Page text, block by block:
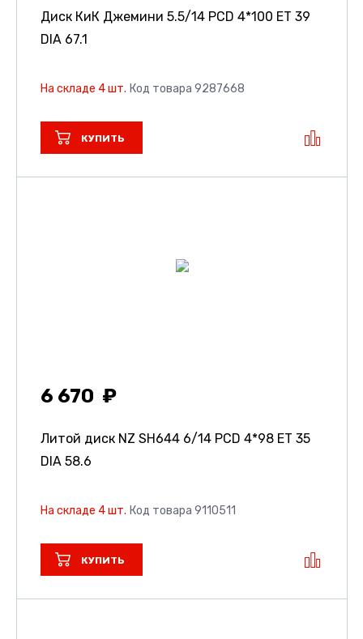
Диск КиК Джемини 5.5/14 PCD 4*100 ET 39
DIA 67.1
На складе 4 шт. Код товара 9287668
КУПИТЬ
6 670
Литой диск NZ SH644 6/14 PCD 4*98 ET 35
DIA 58.6
На складе 4 шт. Код товара 9110511
КУПИТЬ